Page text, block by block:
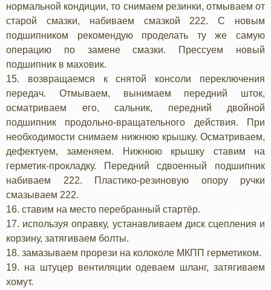
нормальной кондиции, то снимаем резинки, отмываем от
старой смазки, набиваем смазкой 222. С новым
подшипником рекомендую проделать ту же самую
операцию по замене смазки. Прессуем новый
подшипник в маховик.
15. возвращаемся к снятой консоли переключения
передач. Отмываем, вынимаем передний шток,
осматриваем его, сальник, передний двойной
подшипник продольно-вращательного действия. При
необходимости снимаем нижнюю крышку. Осматриваем,
дефектуем, заменяем. Нижнюю крышку ставим на
герметик-прокладку. Передний сдвоенный подшипник
набиваем 222. Пластико-резиновую опору ручки
смазываем 222.
16. ставим на место перебранный стартёр.
17. используя оправку, устанавливаем диск сцепления и
корзину, затягиваем болты.
18. замазываем прорези на колоколе МКПП герметиком.
19. на штуцер вентиляции одеваем шланг, затягиваем
хомут.